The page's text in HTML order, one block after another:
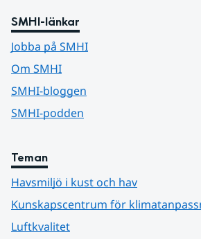
SMHI-länkar
Jobba på SMHI
Om SMHI
SMHI-bloggen
SMHI-podden
Teman
Havsmiljö i kust och hav
Kunskapscentrum för
Luftkvalitet